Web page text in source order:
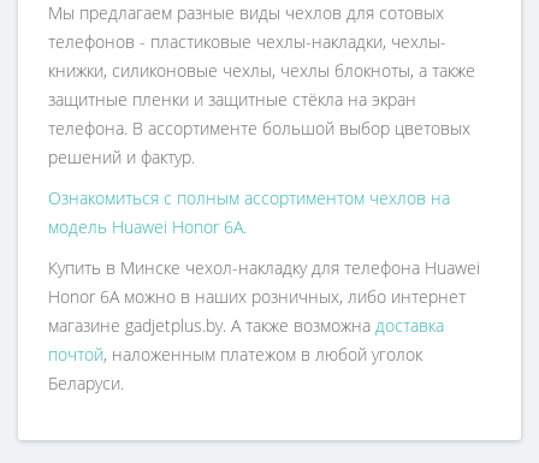
Мы предлагаем разные виды чехлов для сотовых
телефонов - пластиковые чехлы-накладки, чехлы-
книжки, силиконовые чехлы, чехлы блокноты, а также
защитные пленки и защитные стёкла на экран
телефона. В ассортименте большой выбор цветовых
решений и фактур.
Ознакомиться с полным ассортиментом чехлов на
модель Huawei Honor 6A.
Купить в Минске чехол-накладку для телефона Huawei
Honor 6A можно в наших розничных, либо интернет
магазине gadjetplus.by. А также возможна доставка
почтой, наложенным платежом в любой уголок
Беларуси.